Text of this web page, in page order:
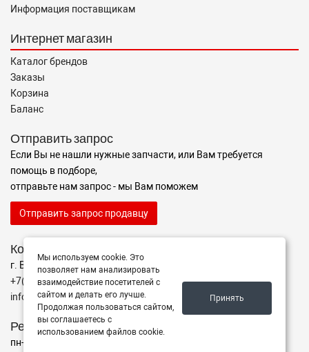
Информация поставщикам
Интернет магазин
Каталог брендов
Заказы
Корзина
Баланс
Отправить запрос
Если Вы не нашли нужные запчасти, или Вам требуется
помощь в подборе,
отправьте нам запрос - мы Вам поможем
Отправить запрос продавцу
Контакты
г. Волгоград ул. ул. маршала Еременко 98
+7(962)760-02-00
info@avtomarket34.ru
Режим работы
пн-пт с 10:00 до 15:00, Сб-Вс выходной
Мы используем cookie. Это
позволяет нам анализировать
взаимодействие посетителей с
сайтом и делать его лучше.
Продолжая пользоваться сайтом,
вы соглашаетесь с
использованием файлов cookie.
Принять